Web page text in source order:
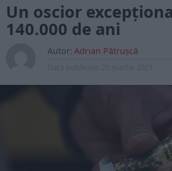
Un oscior
140.000 de ani
Autor: Adrian Pătrușcă